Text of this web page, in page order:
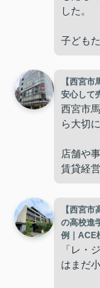
した。
子ども
使わな
「今の
掃除や
インフ
ークナ
先との
してく
【西宮
安心して
西宮市
ら大切
店舗や
賃貸経
子ども
「将来
れない
【西宮
の高校進
例｜ACE
「レ・
はまだ